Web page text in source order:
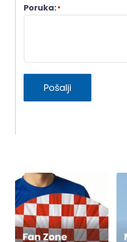
Poruka:*
Pošalji